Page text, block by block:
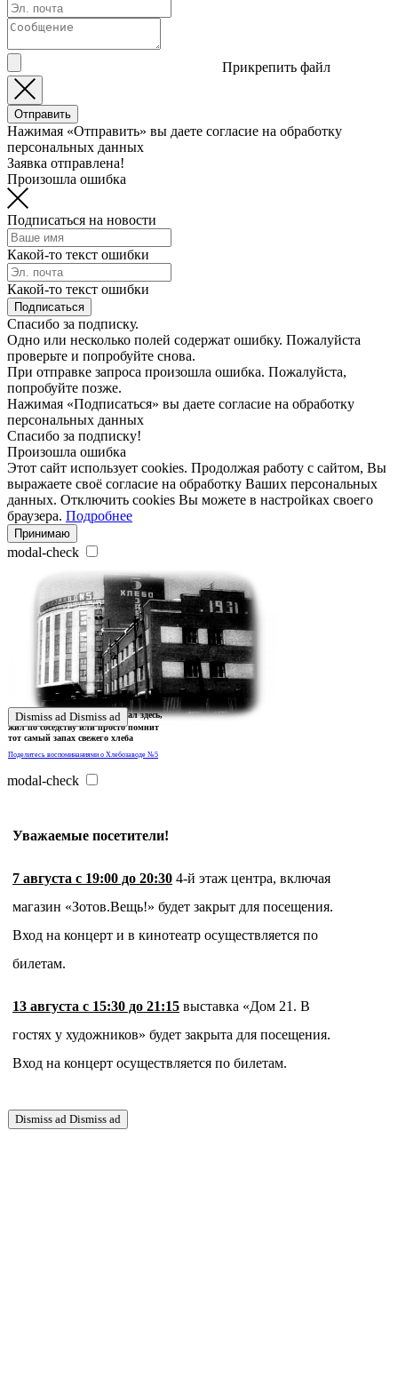
Прикрепить файл
Отправить
Нажимая «Отправить» вы даете согласие на обработку
персональных данных
Заявка отправлена!
Произошла ошибка
Подписаться на новости
Какой-то текст ошибки
Какой-то текст ошибки
Подписаться
Спасибо за подписку.
Одно или несколько полей содержат ошибку. Пожалуйста
проверьте и попробуйте снова.
При отправке запроса произошла ошибка. Пожалуйста,
попробуйте позже.
Нажимая «Подписаться» вы даете согласие на обработку
персональных данных
Спасибо за подписку!
Произошла ошибка
Этот сайт использует cookies. Продолжая работу с сайтом, Вы
выражаете своё согласие на обработку Ваших персональных
данных. Отключить cookies Вы можете в настройках своего
браузера. Подробнее
Принимаю
modal-check
Поделитесь воспоминаниями о Хлебозаводе №5
Ждем истории тех, кто работал здесь,
жил по соседству или просто помнит
тот самый запах свежего хлеба
Dismiss ad Dismiss ad
modal-check
Уважаемые посетители!
7 августа с 19:00 до 20:30 4-й этаж центра, включая
магазин «Зотов.Вещь!» будет закрыт для посещения.
Вход на концерт и в кинотеатр осуществляется по
билетам.
13 августа с 15:30 до 21:15 выставка «Дом 21. В
гостях у художников» будет закрыта для посещения.
Вход на концерт осуществляется по билетам.
Dismiss ad Dismiss ad